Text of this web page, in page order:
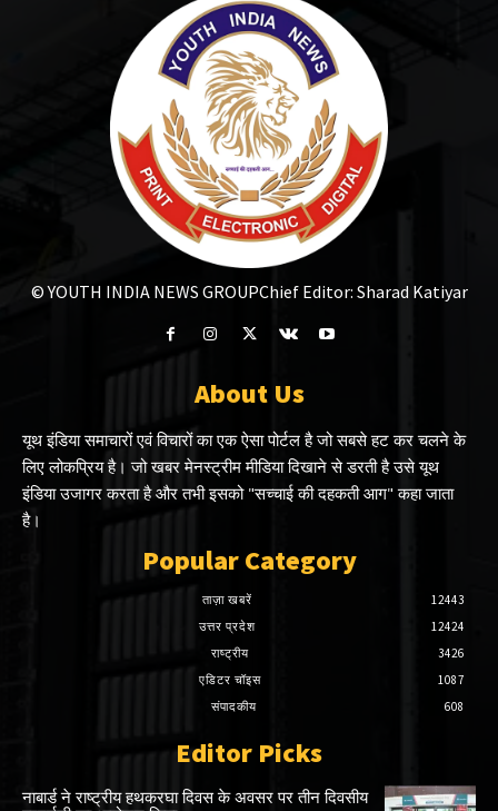
© YOUTH INDIA NEWS GROUPChief Editor: Sharad Katiyar
About Us
यूथ इंडिया समाचारों एवं विचारों का एक ऐसा पोर्टल है जो सबसे हट कर चलने के
लिए लोकप्रिय है। जो खबर मेनस्ट्रीम मीडिया दिखाने से डरती है उसे यूथ
इंडिया उजागर करता है और तभी इसको "सच्चाई की दहकती आग" कहा जाता
है।
Popular Category
ताज़ा खबरें
12443
उत्तर प्रदेश
12424
राष्ट्रीय
3426
एडिटर चॉइस
1087
संपादकीय
608
Editor Picks
नाबार्ड ने राष्ट्रीय हथकरघा दिवस के अवसर पर तीन दिवसीय